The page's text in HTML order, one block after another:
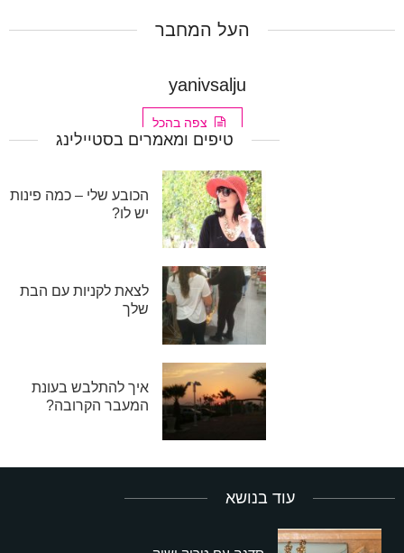
העל המחבר
yanivsalju
צפה בהכל
טיפים ומאמרים בסטיילינג
הכובע שלי – כמה פינות
יש לו?
לצאת לקניות עם הבת
שלך
איך להתלבש בעונת
המעבר הקרובה?
עוד בנושא